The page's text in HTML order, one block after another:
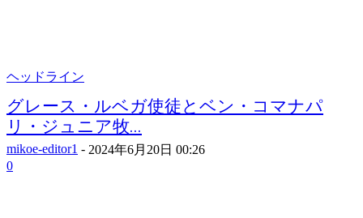
ヘッドライン
グレース・ルベガ使徒とベン・コマナパ
リ・ジュニア牧...
mikoe-editor1 - 2024年6月20日 00:26
0